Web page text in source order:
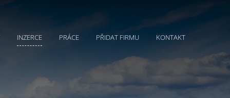
INZERCE PRÁCE PŘIDAT FIRMU KONTAKT